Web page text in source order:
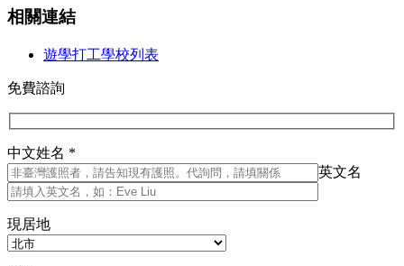
相關連結
遊學打工學校列表
免費諮詢
中文姓名 *
英文名
現居地